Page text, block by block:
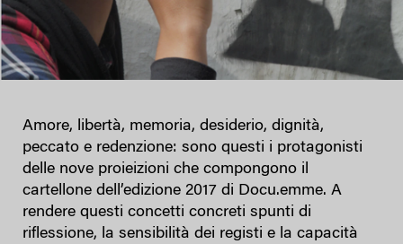
Amore, libertà, memoria, desiderio, dignità,
peccato e redenzione: sono questi i protagonisti
delle nove proieizioni che compongono il
cartellone dell’edizione 2017 di Docu.emme. A
rendere questi concetti concreti spunti di
riflessione, la sensibilità dei registi e la capacità